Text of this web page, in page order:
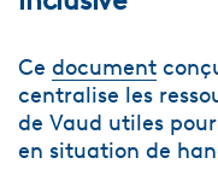
Ce document
centralise les
de Vaud utiles
en situation de